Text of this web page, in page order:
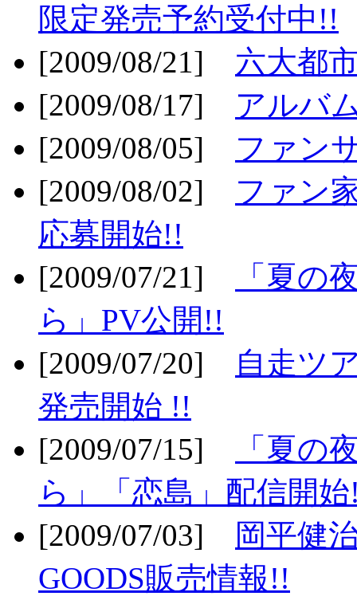
限定発売予約受付中!!
[2009/08/21] 六大都
[2009/08/17] アルバ
[2009/08/05] ファン
[2009/08/02] ファン
応募開始!!
[2009/07/21]
「夏の
ら」PV公開!!
[2009/07/20]
自走ツ
発売開始 !!
[2009/07/15]
「夏の
ら」「恋島」配信開
[2009/07/03]
岡平健
GOODS販売情報!!